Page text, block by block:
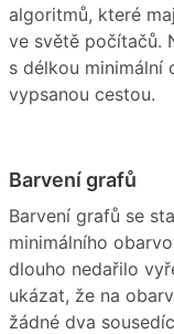
algoritmů, které
ve světě počítačů.
s délkou minimální
vypsanou cestou.
Barvení grafů
Barvení grafů se
minimálního
dlouho nedařilo
ukázat, že na
žádné dva